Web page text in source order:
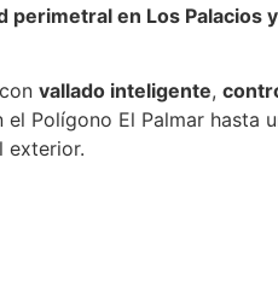
perimetral en Los Palacios
con vallado inteligente,
Polígono El Palmar hasta
exterior.